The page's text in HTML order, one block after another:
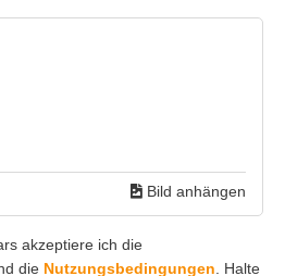
Bild anhängen
akzeptiere ich die
die Nutzungsbedingungen. Halte